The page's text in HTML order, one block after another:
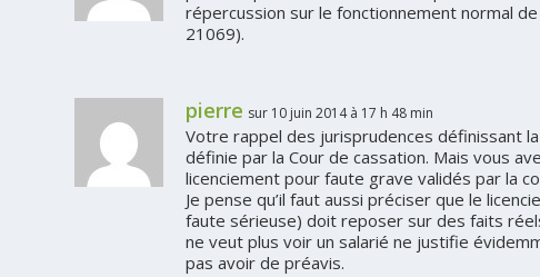
répercussion sur le fonctionnement normal
21069).
pierre sur 10 juin 2014 à 17 h 48 min
Votre rappel des jurisprudences définissant
définie par la Cour de cassation. Mais vous
licenciement pour faute grave validés par la
Je pense qu’il faut aussi préciser que le
faute sérieuse) doit reposer sur des faits
ne veut plus voir un salarié ne justifie
pas avoir de préavis.